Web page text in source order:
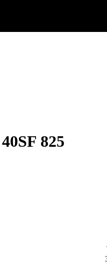
825